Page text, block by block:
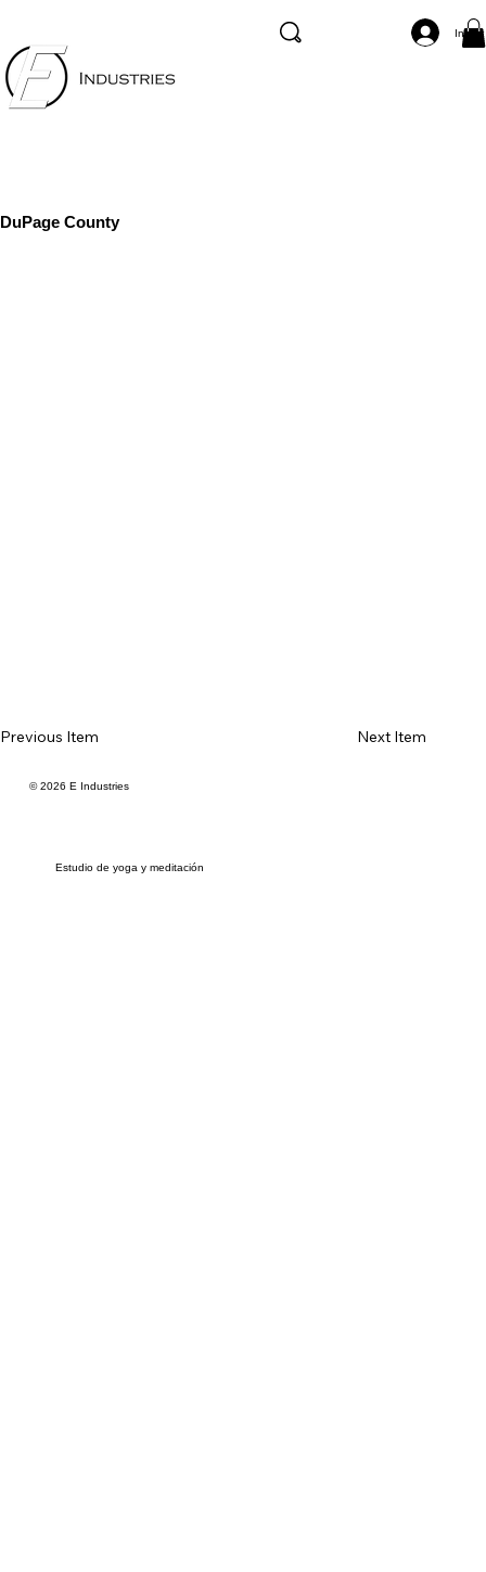
DuPage County
Previous Item Next Item
Estudio de yoga y meditación
© 2026 E Industries